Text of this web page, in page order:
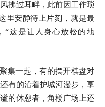
拂过耳畔，此前因工作琐
里安静待上片刻，就是最
“这是让人身心放松的地
集一起，有的摆开棋盘对
有的沿着护城河漫步，享
的休憩者，角楼广场上还